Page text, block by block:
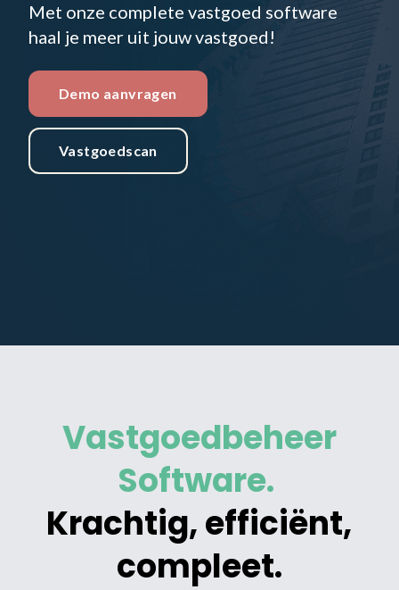
Met onze complete vastgoed software
haal je meer uit jouw vastgoed!
Demo aanvragen
Vastgoedscan
Vastgoedbeheer
Software.
Krachtig, efficiënt,
compleet.